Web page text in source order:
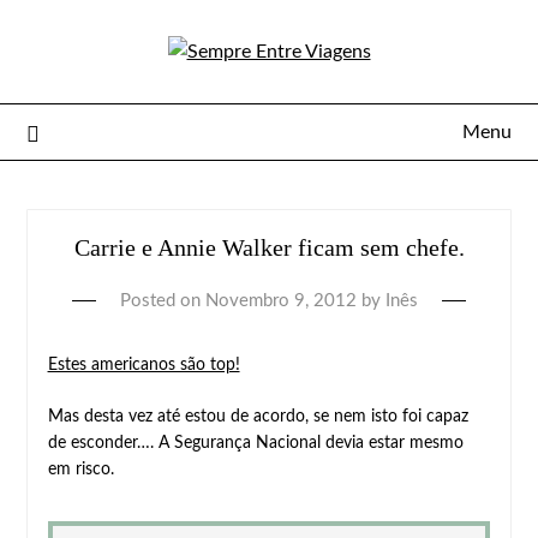
Menu
Carrie e Annie Walker ficam sem chefe.
Posted on Novembro 9, 2012 by Inês
Estes americanos são top!
Mas desta vez até estou de acordo, se nem isto foi capaz
de esconder…. A Segurança Nacional devia estar mesmo
em risco.